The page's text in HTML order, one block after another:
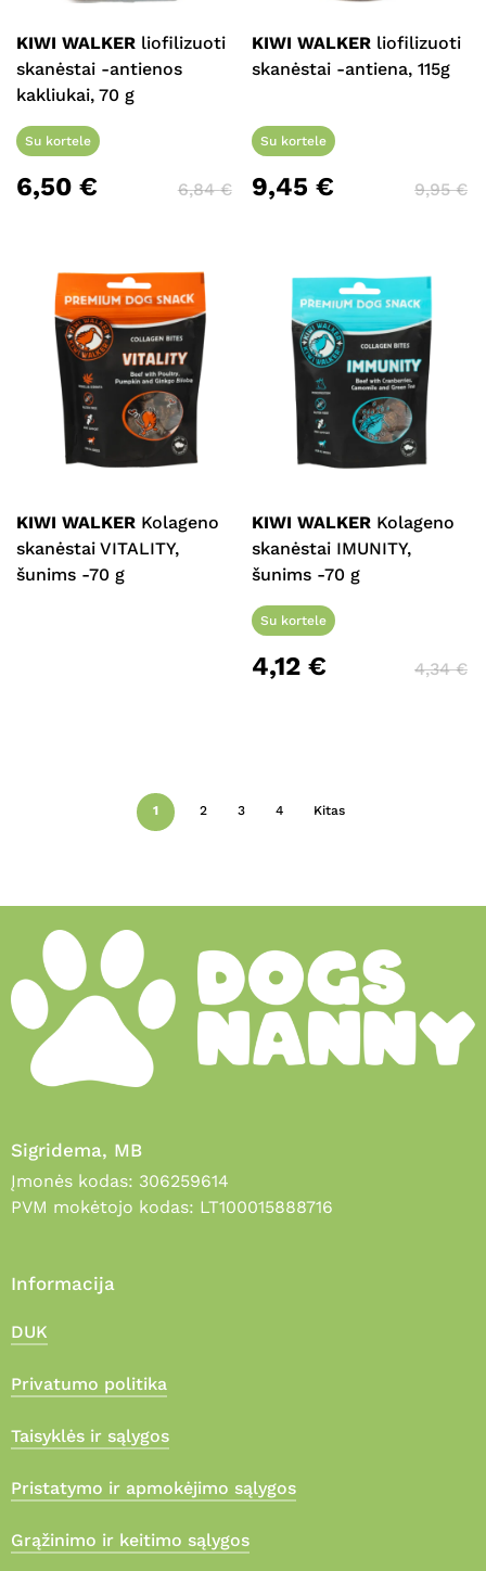
KIWI WALKER liofilizuoti
skanėstai -antienos
kakliukai, 70 g
Su kortele
6,50 € 6,84€
KIWI WALKER liofilizuoti
skanėstai -antiena, 115g
Su kortele
9,45€ 9,95€
KIWI WALKER Kolageno
skanėstai VITALITY,
šunims -70 g
KIWI WALKER Kolageno
skanėstai IMUNITY,
šunims -70 g
Su kortele
4,12€ 4,34€
1 2 3 4 Kitas
Sigridema, MB
Įmonės kodas: 306259614
PVM mokėtojo kodas: LT100015888716
Informacija
DUK
Privatumo politika
Taisyklės ir sąlygos
Pristatymo ir apmokėjimo sąlygos
Grąžinimo ir keitimo sąlygos